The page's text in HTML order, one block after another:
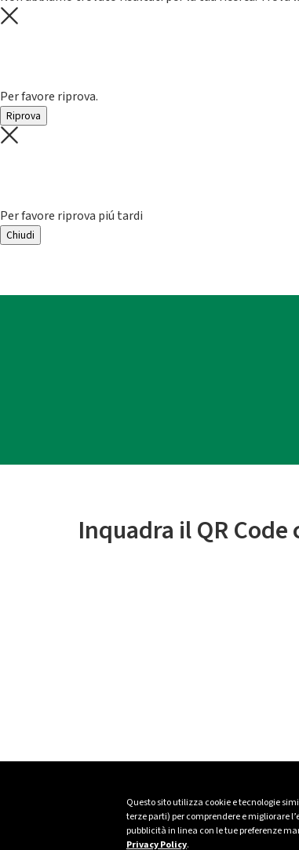
Questo sito utilizza cookie e tecnologie
terze parti) per comprendere e migliorare
pubblicità in linea con le tue preferenze
Privacy Policy.
Per favore riprova.
Riprova
Per favore riprova piú tardi
Chiudi
Inquadra il QR